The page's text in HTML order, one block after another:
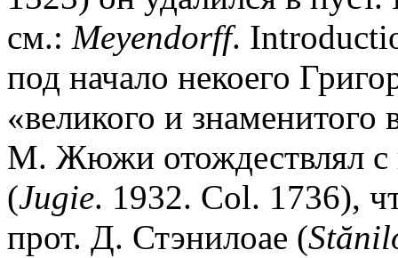
см.: Meyendorff.
под начало некоего
«великого и
М. Жюжи отождествлял с
(Jugie. 1932. Col. 1736),
прот. Д. Стэнилоае (